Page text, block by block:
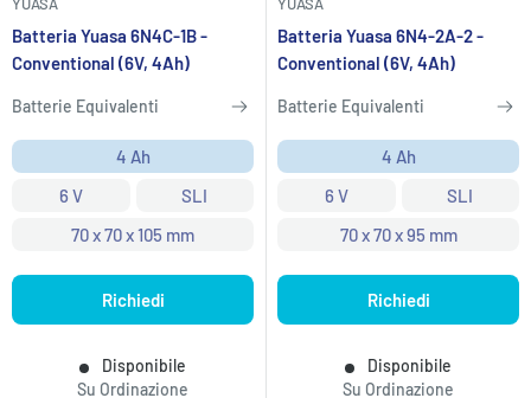
Batteria Yuasa 6N4C-1B -
Conventional (6V, 4Ah)
Batterie Equivalenti
4 Ah
6 V
SLI
70 x 70 x 105 mm
Richiedi
Disponibile
Su Ordinazione
Batteria Yuasa 6N4-2A-2 -
Conventional (6V, 4Ah)
Batterie Equivalenti
4 Ah
6 V
SLI
70 x 70 x 95 mm
Richiedi
Disponibile
Su Ordinazione